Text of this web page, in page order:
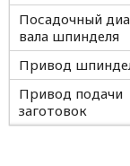
Посадочный
вала шпинделя
Привод
Привод подачи
заготовок